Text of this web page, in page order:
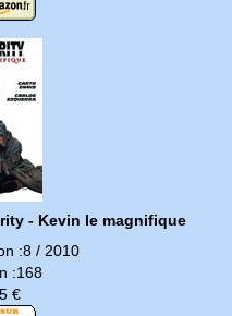
- Kevin le magnifique
:8 / 2010
:168
€